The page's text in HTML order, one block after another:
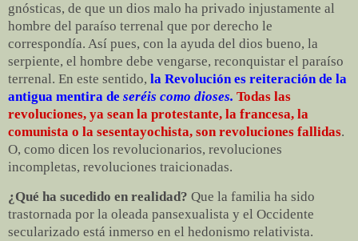
gnósticas, de que un dios malo ha privado injustamente al
hombre del paraíso terrenal que por derecho le
correspondía. Así pues, con la ayuda del dios bueno, la
serpiente, el hombre debe vengarse, reconquistar el paraíso
terrenal. En este sentido, la Revolución es reiteración de la
antigua mentira de seréis como dioses. Todas las
revoluciones, ya sean la protestante, la francesa, la
comunista o la sesentayochista, son revoluciones fallidas.
O, como dicen los revolucionarios, revoluciones
incompletas, revoluciones traicionadas.
¿Qué ha sucedido en realidad? Que la familia ha sido
trastornada por la oleada pansexualista y el Occidente
secularizado está inmerso en el hedonismo relativista.